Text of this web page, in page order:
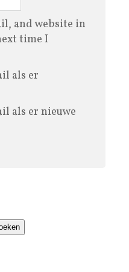
and website in
time I
als er
als er nieuwe